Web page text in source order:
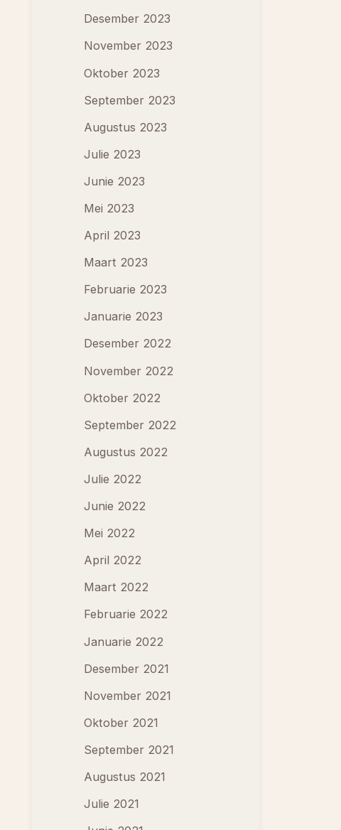
Desember 2023
November 2023
Oktober 2023
September 2023
Augustus 2023
Julie 2023
Junie 2023
Mei 2023
April 2023
Maart 2023
Februarie 2023
Januarie 2023
Desember 2022
November 2022
Oktober 2022
September 2022
Augustus 2022
Julie 2022
Junie 2022
Mei 2022
April 2022
Maart 2022
Februarie 2022
Januarie 2022
Desember 2021
November 2021
Oktober 2021
September 2021
Augustus 2021
Julie 2021